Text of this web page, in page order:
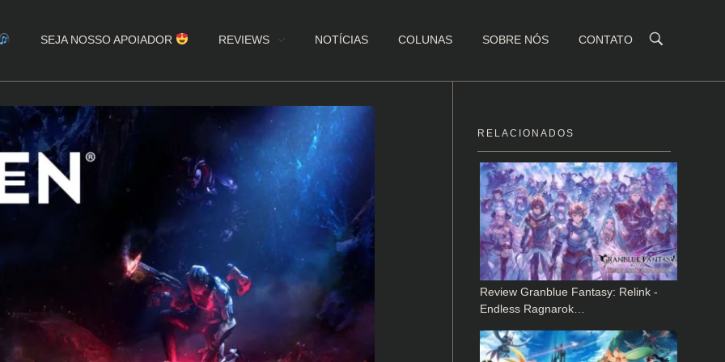
SEJA NOSSO APOIADOR REVIEWS NOTÍCIAS COLUNAS SOBRE NÓS CONTATO
RELACIONADOS
Review Granblue Fantasy: Relink -
Endless Ragnarok…